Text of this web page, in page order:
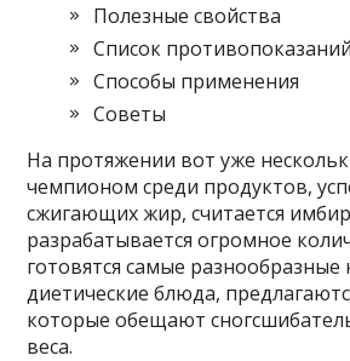
Полезные свойства
Список противопоказаний
Способы применения
Советы
На протяжении вот уже
чемпионом среди продуктов,
сжигающих жир, считается
разрабатывается огромное
готовятся самые разнообразные
диетические блюда,
которые обещают
веса.